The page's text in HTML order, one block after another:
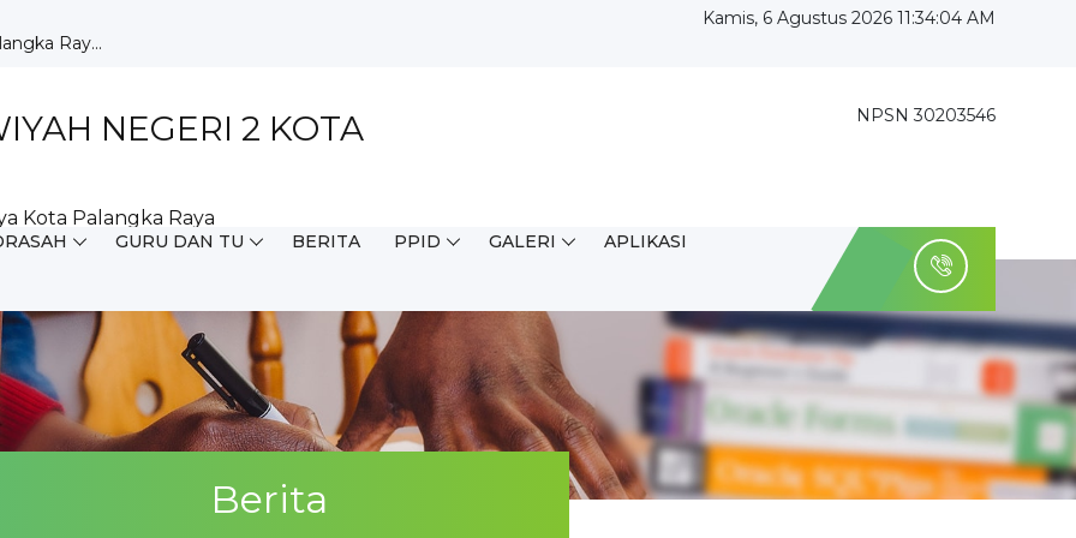
d...
Ku...
di ...
...
O...
s...
dari D...
Kamis, 6 Agustus 2026 11:34:05 AM
NEGERI 2 KOTA
Kota Palangka Raya
NPSN 30203546
GURU DAN TU BERITA PPID GALERI APLIKASI
Berita